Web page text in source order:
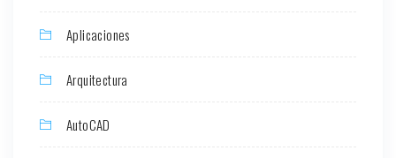
Aplicaciones
Arquitectura
AutoCAD